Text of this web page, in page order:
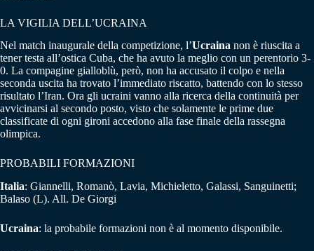
LA VIGILIA DELL’UCRAINA
Nel match inaugurale della competizione, l’Ucraina non è riuscita a
tener testa all’ostica Cuba, che ha avuto la meglio con un perentorio 3-
0. La compagine gialloblù, però, non ha accusato il colpo e nella
seconda uscita ha trovato l’immediato riscatto, battendo con lo stesso
risultato l’Iran. Ora gli ucraini vanno alla ricerca della continuità per
avvicinarsi al secondo posto, visto che solamente le prime due
classificate di ogni gironi accedono alla fase finale della rassegna
olimpica.
PROBABILI FORMAZIONI
Italia: Giannelli, Romanò, Lavia, Michieletto, Galassi, Sanguinetti;
Balaso (L). All. De Giorgi
Ucraina: la probabile formazioni non è al momento disponibile.